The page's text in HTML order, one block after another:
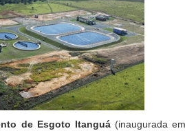
de Esgoto Itanguá(inaugurada em